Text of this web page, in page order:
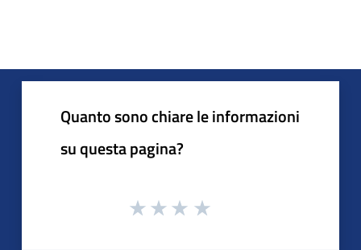
Quanto sono chiare le informazioni
su questa pagina?